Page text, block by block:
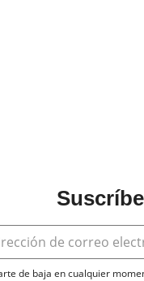
de baja en cualquier